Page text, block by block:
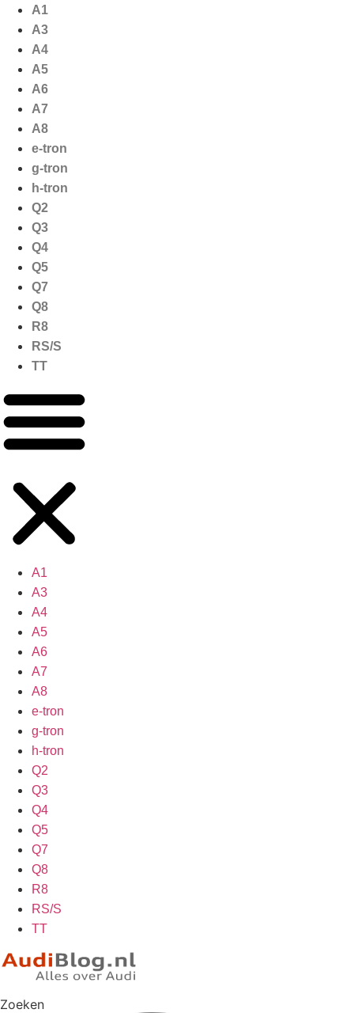
naar
inhoud
A1
A3
A4
A5
A6
A7
A8
e-tron
g-tron
h-tron
Q2
Q3
Q4
Q5
Q7
Q8
R8
RS/S
TT
A1
A3
A4
A5
A6
A7
A8
e-tron
g-tron
h-tron
Q2
Q3
Q4
Q5
Q7
Q8
R8
RS/S
TT
Zoeken